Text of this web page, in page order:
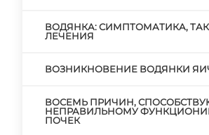
ВОДЯНКА: СИМПТОМАТИКА,
ЛЕЧЕНИЯ
ВОЗНИКНОВЕНИЕ ВОДЯНКИ
ВОСЕМЬ ПРИЧИН,
НЕПРАВИЛЬНОМУ
ПОЧЕК